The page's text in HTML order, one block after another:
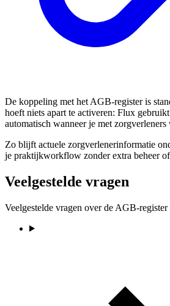
De koppeling met het AGB-register is
hoeft niets apart te activeren: Flux
automatisch wanneer je met zorgverleners
Zo blijft actuele zorgverlenerinformatie
je praktijkworkflow zonder extra beheer
Veelgestelde vragen
Veelgestelde vragen over de AGB-